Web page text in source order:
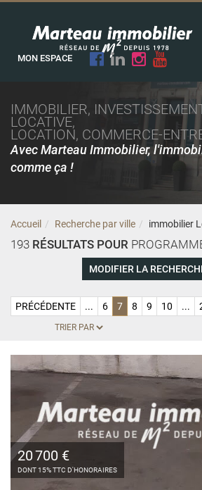
MON ESPACE
IMMOBILIER,
LOCATIVE,
LOCATION, COMMERCE-
Avec Marteau Immobilier,
comme ça !
Accueil Recherche par ville immobilier
193 RÉSULTATS POUR
MODIFIER LA
PRÉCÉDENTE ... 6 7 8 9 10 ...
20 700 €
DONT 15% TTC D'HONORAIRES